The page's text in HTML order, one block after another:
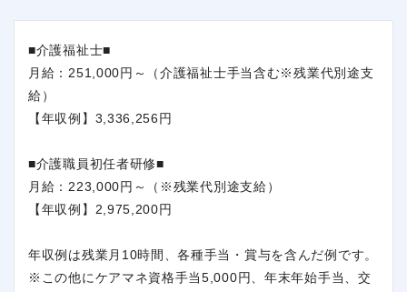
■介護福祉士■
月給：251,000円～（介護福祉士手当含む※残業代別途支
給）
【年収例】3,336,256円
■介護職員初任者研修■
月給：223,000円～（※残業代別途支給）
【年収例】2,975,200円
年収例は残業月10時間、各種手当・賞与を含んだ例です。
※この他にケアマネ資格手当5,000円、年末年始手当、交